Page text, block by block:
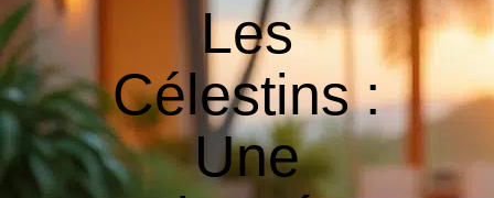
Les
Célestins :
Une